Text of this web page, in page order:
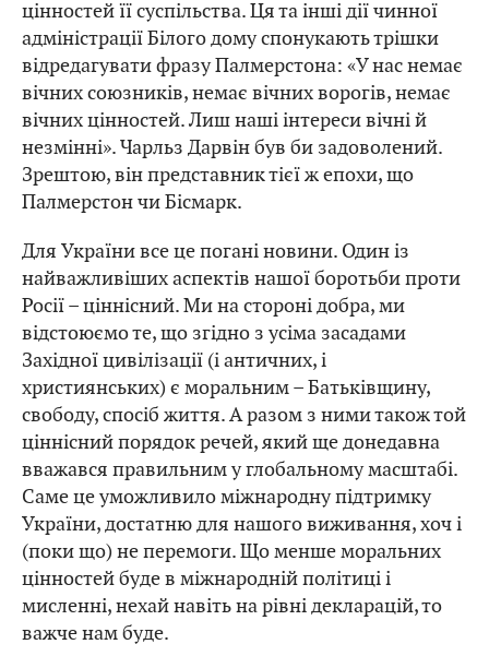
цінностей її суспільства. Ця та інші дії чинної
адміністрації Білого дому спонукають трішки
відредагувати фразу Палмерстона: «У нас немає
вічних союзників, немає вічних ворогів, немає
вічних цінностей. Лиш наші інтереси вічні й
незмінні». Чарльз Дарвін був би задоволений.
Зрештою, він представник тієї ж епохи, що
Палмерстон чи Бісмарк.
Для України все це погані новини. Один із
найважливіших аспектів нашої боротьби проти
Росії – ціннісний. Ми на стороні добра, ми
відстоюємо те, що згідно з усіма засадами
Західної цивілізації (і античних, і
християнських) є моральним – Батьківщину,
свободу, спосіб життя. А разом з ними також той
ціннісний порядок речей, який ще донедавна
вважався правильним у глобальному масштабі.
Саме це уможливило міжнародну підтримку
України, достатню для нашого виживання, хоч і
(поки що) не перемоги. Що менше моральних
цінностей буде в міжнародній політиці і
мисленні, нехай навіть на рівні декларацій, то
важче нам буде.